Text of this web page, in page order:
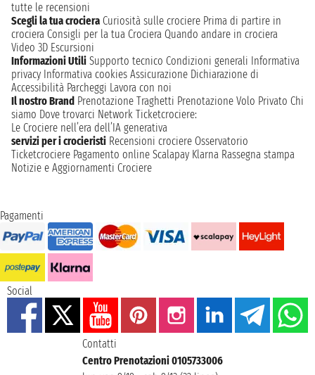
tutte le recensioni
Scegli la tua crociera Curiosità sulle crociere Prima di partire in
crociera Consigli per la tua Crociera Quando andare in crociera
Video 3D Escursioni
Informazioni Utili Supporto tecnico Condizioni generali Informativa
privacy Informativa cookies Assicurazione Dichiarazione di
Accessibilità Parcheggi Lavora con noi
Il nostro Brand Prenotazione Traghetti Prenotazione Volo Privato Chi
siamo Dove trovarci Network Ticketcrociere:
Le Crociere nell’era dell’IA generativa
servizi per i crocieristi Recensioni crociere Osservatorio
Ticketcrociere Pagamento online Scalapay Klarna Rassegna stampa
Notizie e Aggiornamenti Crociere
Pagamenti
Social
Contatti
Centro Prenotazioni 0105733006